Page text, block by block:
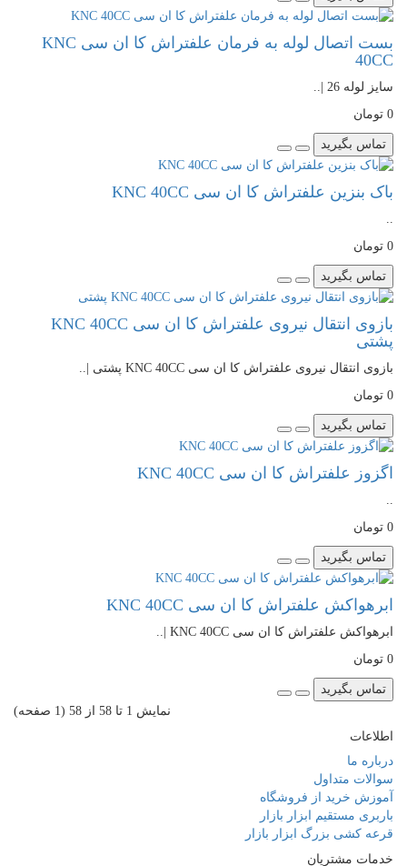
بست اتصال لوله به فرمان علفتراش کا ان سی KNC
40CC
سایز لوله 26 |..
0 تومان
تماس بگیرید
باک بنزین علفتراش کا ان سی KNC 40CC
..
0 تومان
تماس بگیرید
بازوی انتقال نیروی علفتراش کا ان سی KNC 40CC
پشتی
بازوی انتقال نیروی علفتراش کا ان سی KNC 40CC پشتی |..
0 تومان
تماس بگیرید
اگزوز علفتراش کا ان سی KNC 40CC
..
0 تومان
تماس بگیرید
ابرهواکش علفتراش کا ان سی KNC 40CC
ابرهواکش علفتراش کا ان سی KNC 40CC |..
0 تومان
تماس بگیرید
نمايش 1 تا 58 از 58 (1 صفحه)
اطلاعات
درباره ما
سوالات متداول
آموزش خرید از فروشگاه
باربری مستقیم ابزار بازار
قرعه کشی بزرگ ابزار بازار
خدمات مشتریان